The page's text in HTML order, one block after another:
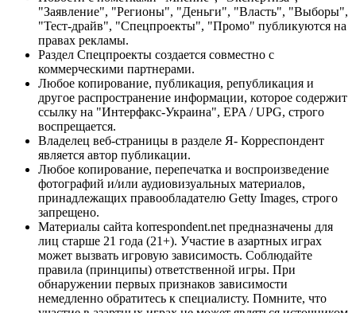
"Заявление", "Регионы", "Деньги", "Власть", "Выборы",
"Тест-драйв", "Спецпроекты", "Промо" публикуются на
правах рекламы.
Раздел Спецпроекты создается совместно с
коммерческими партнерами.
Любое копирование, публикация, републикация и
другое распространение информации, которое содержит
ссылку на "Интерфакс-Украина", EPA / UPG, строго
воспрещается.
Владелец веб-страницы в разделе Я- Корреспондент
является автор публикации.
Любое копирование, перепечатка и воспроизведение
фотографий и/или аудиовизуальных материалов,
принадлежащих правообладателю Getty Images, строго
запрещено.
Материалы сайта korrespondent.net предназначены для
лиц старше 21 года (21+). Участие в азартных играх
может вызвать игровую зависимость. Соблюдайте
правила (принципы) ответственной игры. При
обнаружении первых признаков зависимости
немедленно обратитесь к специалисту. Помните, что